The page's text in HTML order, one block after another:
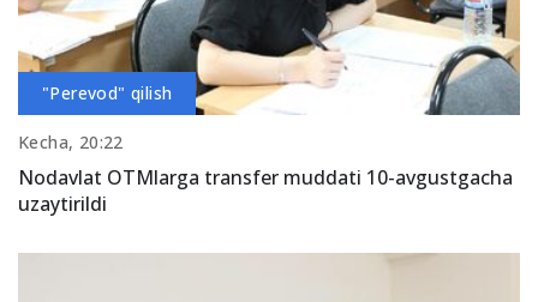
"Perevod" qilish
Kecha, 20:22
Nodavlat OTMlarga transfer muddati 10-avgustgacha
uzaytirildi